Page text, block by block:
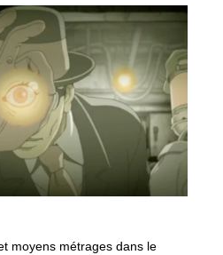
moyens métrages dans le